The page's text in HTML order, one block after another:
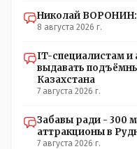
Николай ВОРОНИН:
8 августа 2026 г.
IT-специалистам
выдавать
Казахстана
7 августа 2026 г.
Забавы ради - 300
аттракционы в
7 августа 2026 г.